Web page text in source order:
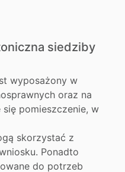
siedziby
wyposażony w
oraz na
pomieszczenie, w
skorzystać z
Ponadto
do potrzeb